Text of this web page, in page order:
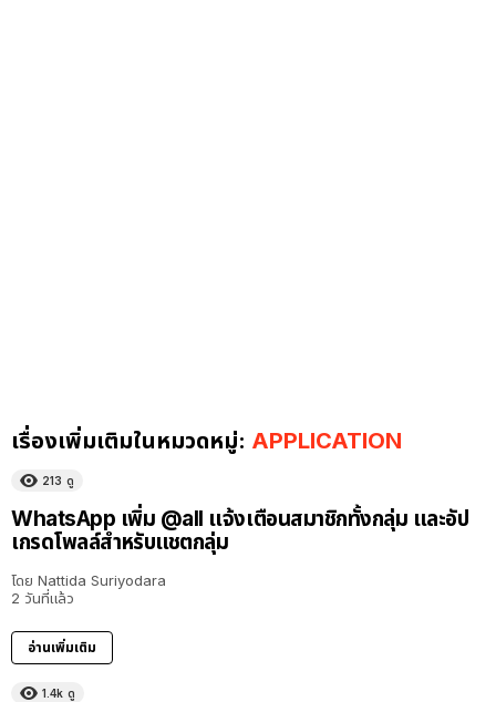
เรื่องเพิ่มเติมในหมวดหมู่: APPLICATION
213 ดู
WhatsApp เพิ่ม @all แจ้งเตือนสมาชิกทั้งกลุ่ม และอัป
เกรดโพลล์สำหรับแชตกลุ่ม
โดย Nattida Suriyodara
2 วันที่แล้ว
อ่านเพิ่มเติม
1.4k ดู